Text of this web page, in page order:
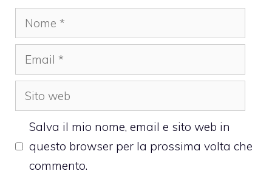
Nome
Email
Sito
web
Salva il mio nome, email e sito web in
questo browser per la prossima volta che
commento.